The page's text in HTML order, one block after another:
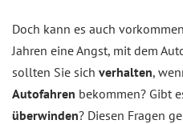
Doch kann es auch
Jahren eine Angst, mit dem
sollten Sie sich verhalten,
Autofahren bekommen? Gibt
überwinden? Diesen Fragen